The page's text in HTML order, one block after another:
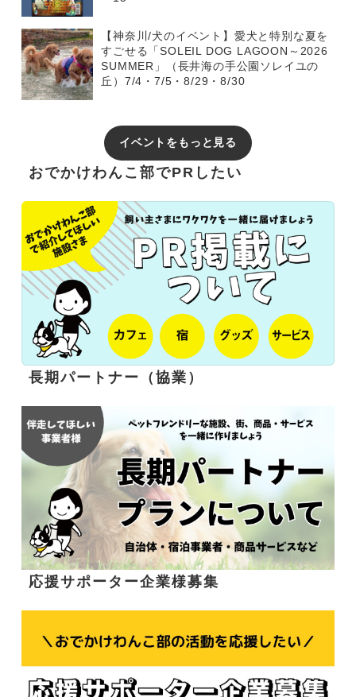
【神奈川/犬のイベント】愛犬と特別な夏を
すごせる「SOLEIL DOG LAGOON～2026
SUMMER」（長井海の手公園ソレイユの
丘）7/4・7/5・8/29・8/30
イベントをもっと見る
おでかけわんこ部でPRしたい
長期パートナー（協業）
応援サポーター企業様募集